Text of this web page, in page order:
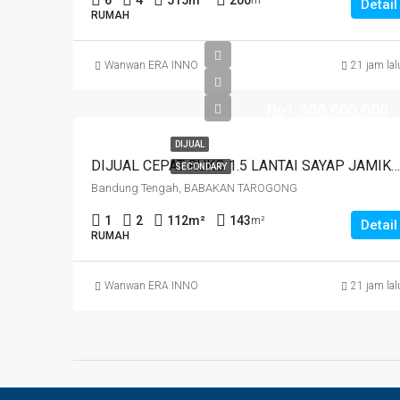
RUMAH
Detail
Wanwan ERA INNO 21 jam
DIJUAL
SECONDARY DIJUAL CEPAT RUKO 1.5 LANTAI SAYAP JAMIKA MASUK HNYA 30 MTR DR JALAN MAIN ROAD JAMIKA HARGA MURAHHH. JL BABAKAN TAROGONG
Bandung Tengah, BABAKAN TAROGONG
1 2 112m² 143m²
RUMAH
Detail
Wanwan ERA INNO 21 jam